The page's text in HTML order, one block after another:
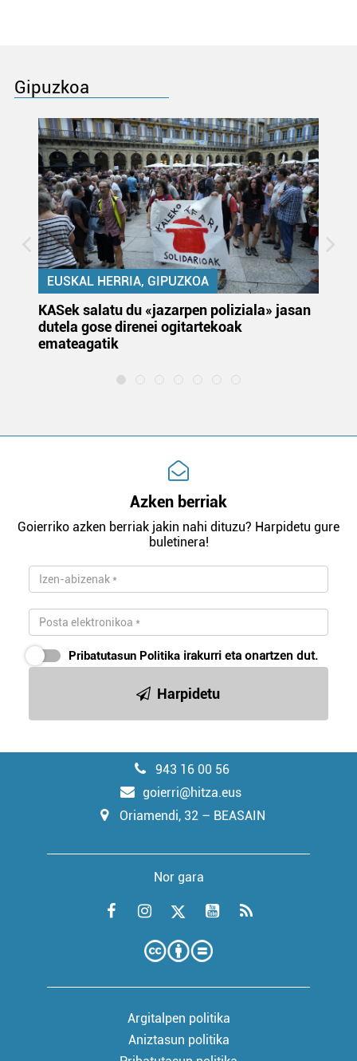
Gipuzkoa
EUSKAL HERRIA, GIPUZKOA
KASek salatu du «jazarpen poliziala» jasan
dutela gose direnei ogitartekoak
emateagatik
Azken berriak
Goierriko azken berriak jakin nahi dituzu? Harpidetu gure
buletinera!
Pribatutasun Politika irakurri eta onartzen dut.
Harpidetu
943 16 00 56
goierri@hitza.eus
Oriamendi, 32 – BEASAIN
Nor gara
Argitalpen politika
Aniztasun politika